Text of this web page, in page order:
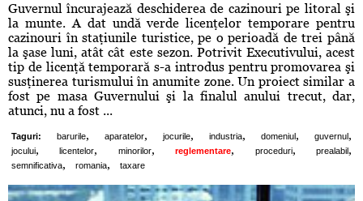
Guvernul încurajează deschiderea de cazinouri pe litoral şi
la munte. A dat undă verde licenţelor temporare pentru
cazinouri în staţiunile turistice, pe o perioadă de trei până
la şase luni, atât cât este sezon. Potrivit Executivului, acest
tip de licenţă temporară s-a introdus pentru promovarea şi
susţinerea turismului în anumite zone. Un proiect similar a
fost pe masa Guvernului şi la finalul anului trecut, dar,
atunci, nu a fost ...
Taguri: barurile, aparatelor, jocurile, industria, domeniul , guvernul ,
jocului, licentelor, minorilor, reglementare, proceduri, prealabil ,
semnificativa, romania, taxare